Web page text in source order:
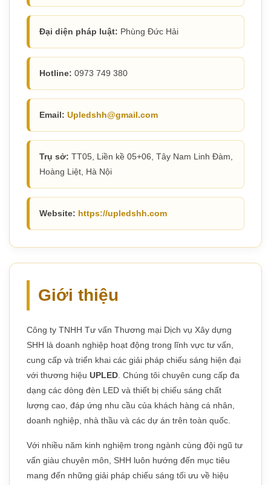
Đại diện pháp luật: Phùng Đức Hải
Hotline: 0973 749 380
Email: Upledshh@gmail.com
Trụ sở: TT05, Liền kề 05+06, Tây Nam Linh Đàm,
Hoàng Liệt, Hà Nội
Website: https://upledshh.com
Giới thiệu
Công ty TNHH Tư vấn Thương mại Dịch vụ Xây dựng
SHH là doanh nghiệp hoạt động trong lĩnh vực tư vấn,
cung cấp và triển khai các giải pháp chiếu sáng hiện đại
với thương hiệu UPLED . Chúng tôi chuyên cung cấp đa
dạng các dòng đèn LED và thiết bị chiếu sáng chất
lượng cao, đáp ứng nhu cầu của khách hàng cá nhân,
doanh nghiệp, nhà thầu và các dự án trên toàn quốc.
Với nhiều năm kinh nghiệm trong ngành cùng đội ngũ tư
vấn giàu chuyên môn, SHH luôn hướng đến mục tiêu
mang đến những giải pháp chiếu sáng tối ưu về hiệu